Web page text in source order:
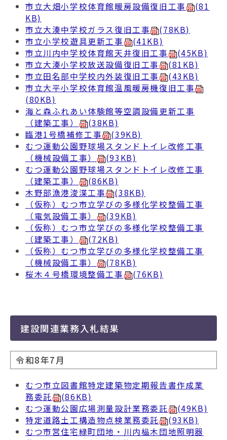
市立大畑小学校体育館暖房設備復旧工事
(81
KB)
市立大湊中学校ガラス復旧工事
(78KB)
市立小学校遊具更新工事
(41KB)
市立川内中学校体育館天井復旧工事
(45KB)
市立大湊小学校放送設備復旧工事
(81KB)
市立田名部中学校内外装復旧工事
(43KB)
市立大平小学校体育館温風暖房機復旧工事
(80KB)
海と森ふれあい体験館等空調設備更新工事
（建築工事）
(38KB)
臨港1号橋補修工事
(39KB)
むつ運動公園野球場スタンドトイレ改修工事
（機械設備工事）
(93KB)
むつ運動公園野球場スタンドトイレ改修工事
（建築工事）
(86KB)
木野部漁港浚渫工事
(38KB)
（仮称）むつ市立学びの多様化学校整備工事
（電気設備工事）
(39KB)
（仮称）むつ市立学びの多様化学校整備工事
（建築工事）
(72KB)
（仮称）むつ市立学びの多様化学校整備工事
（機械設備工事）
(78KB)
桜木４号橋環境整備工事
(76KB)
建設関連業務入札結果
令和8年7月
むつ市立図書館特定建築物定期報告書作成業
務委託
(86KB)
むつ運動公園広場測量設計業務委託
(49KB)
特定道路土工構造物点検業務委託
(93KB)
むつ市営住宅緑町団地・川内榀木団地照明器